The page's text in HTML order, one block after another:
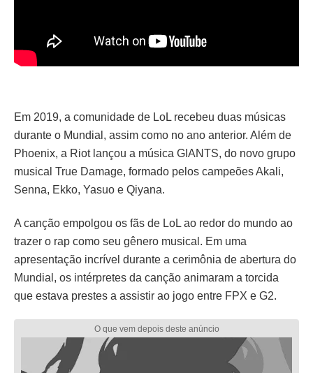
Em 2019, a comunidade de LoL recebeu duas músicas
durante o Mundial, assim como no ano anterior. Além de
Phoenix, a Riot lançou a música GIANTS, do novo grupo
musical True Damage, formado pelos campeões Akali,
Senna, Ekko, Yasuo e Qiyana.
A canção empolgou os fãs de LoL ao redor do mundo ao
trazer o rap como seu gênero musical. Em uma
apresentação incrível durante a cerimônia de abertura do
Mundial, os intérpretes da canção animaram a torcida
que estava prestes a assistir ao jogo entre FPX e G2.